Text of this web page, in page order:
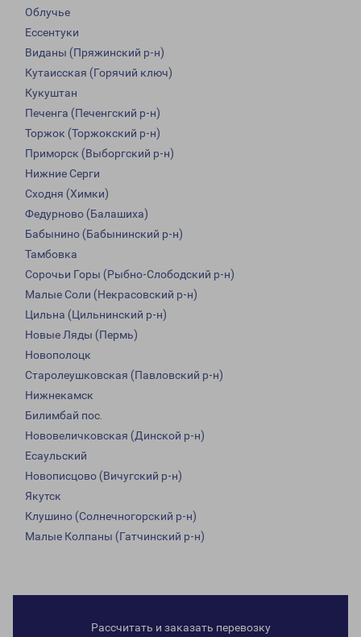
Облучье
Ессентуки
Виданы (Пряжинский р-н)
Кутаисская (Горячий ключ)
Кукуштан
Печенга (Печенгский р-н)
Торжок (Торжокский р-н)
Приморск (Выборгский р-н)
Нижние Серги
Сходня (Химки)
Федурново (Балашиха)
Бабынино (Бабынинский р-н)
Тамбовка
Сорочьи Горы (Рыбно-Слободский р-н)
Малые Соли (Некрасовский р-н)
Цильна (Цильнинский р-н)
Новые Ляды (Пермь)
Новополоцк
Старолеушковская (Павловский р-н)
Нижнекамск
Билимбай пос.
Нововеличковская (Динской р-н)
Есаульский
Новописцово (Вичугский р-н)
Якутск
Клушино (Солнечногорский р-н)
Малые Колпаны (Гатчинский р-н)
Рассчитать и заказать перевозку